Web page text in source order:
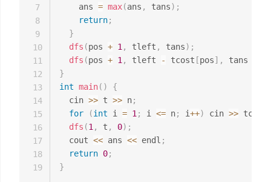
    ans
= max(ans , tans) ;
return;
}
dfs (pos + 1, tleft , tans) ;
dfs (pos + 1, tleft - tcost [pos] , tans
}
int main( )
{
  cin
>> t >> n;
for
(int i = 1; i <= n; i++) cin >> tcost
dfs (1, t , 0) ;
  cout
<< ans << endl ;
return 0;
}
7
8
9
10
11
12
13
14
15
16
17
18
19